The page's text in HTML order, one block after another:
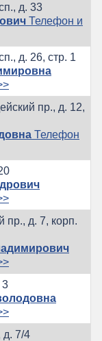
д. 33
Телефон и
д. 26, стр. 1
пр., д. 12,
Телефон
пр., д. 7, корп.
3
д. 7/4